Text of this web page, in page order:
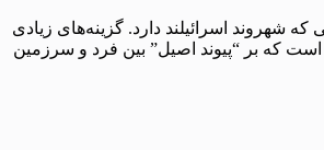
اسرائیلند‌ دارد. گزینه‌های زیادی
است که بر “پیوند اصیل” بین فرد و سرزمین